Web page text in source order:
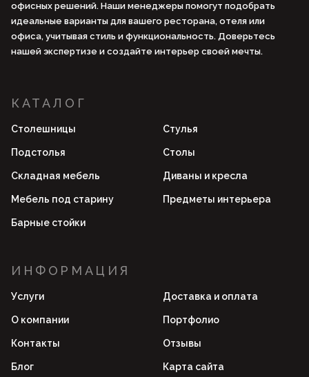
офисных решений. Наши менеджеры помогут подобрать
идеальные варианты для вашего ресторана, отеля или
офиса, учитывая стиль и функциональность. Доверьтесь
нашей экспертизе и создайте интерьер своей мечты.
КАТАЛОГ
Столешницы Стулья
Подстолья Столы
Складная мебель Диваны и кресла
Мебель под старину Предметы интерьера
Барные стойки
ИНФОРМАЦИЯ
Услуги Доставка и оплата
О компании Портфолио
Контакты Отзывы
Блог Карта сайта